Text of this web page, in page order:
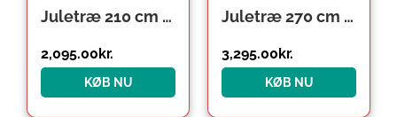
Juletræ 210 cm Georgia hvid
2,095.00kr.
KØB NU
Juletræ 270 cm Georgia
3,295.00kr.
KØB NU